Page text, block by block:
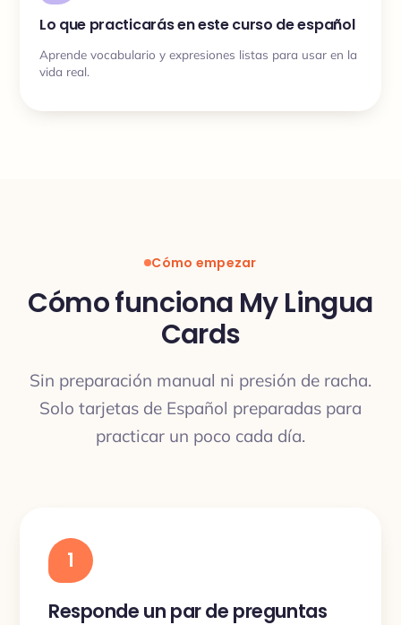
Lo que practicarás en este curso de español
Aprende vocabulario y expresiones listas para usar en la
vida real.
Cómo empezar
Cómo funciona My Lingua
Cards
Sin preparación manual ni presión de racha.
Solo tarjetas de Español preparadas para
practicar un poco cada día.
1
Responde un par de preguntas